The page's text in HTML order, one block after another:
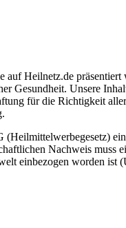
Heilnetz.de
Gesundheit. Unsere
für die Richtigkeit
Nachweis
einbezogen worden